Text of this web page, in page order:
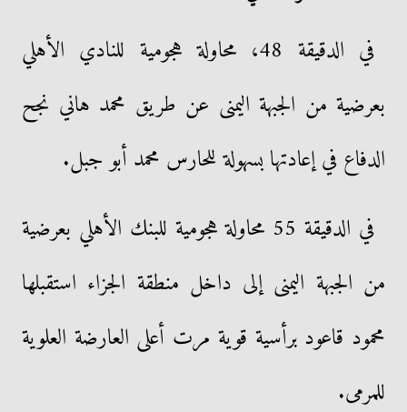
في الدقيقة 48، محاولة هجومية للنادي الأهلي
بعرضية من الجبهة اليمنى عن طريق محمد هاني نجح
الدفاع في إعادتها بسهولة للحارس محمد أبو جبل.
في الدقيقة 55 محاولة هجومية للبنك الأهلي بعرضية
من الجبهة اليمنى إلى داخل منطقة الجزاء استقبلها
محمود قاعود برأسية قوية مرت أعلى العارضة العلوية
للمرمى.